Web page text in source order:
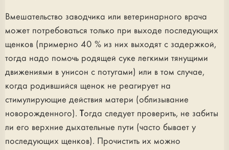
Вмешательство заводчика или ветеринарного врача
может потребоваться только при выходе последующих
щенков (примерно 40 % из них выходят с задержкой,
тогда надо помочь родящей суке легкими тянущими
движениями в унисон с потугами) или в том случае,
когда родившийся щенок не реагирует на
стимулирующие действия матери (облизывание
новорожденного). Тогда следует проверить, не забиты
ли его верхние дыхательные пути (часто бывает у
последующих щенков). Прочистить их можно